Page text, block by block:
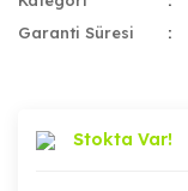
Garanti Süresi
Stokta Var!